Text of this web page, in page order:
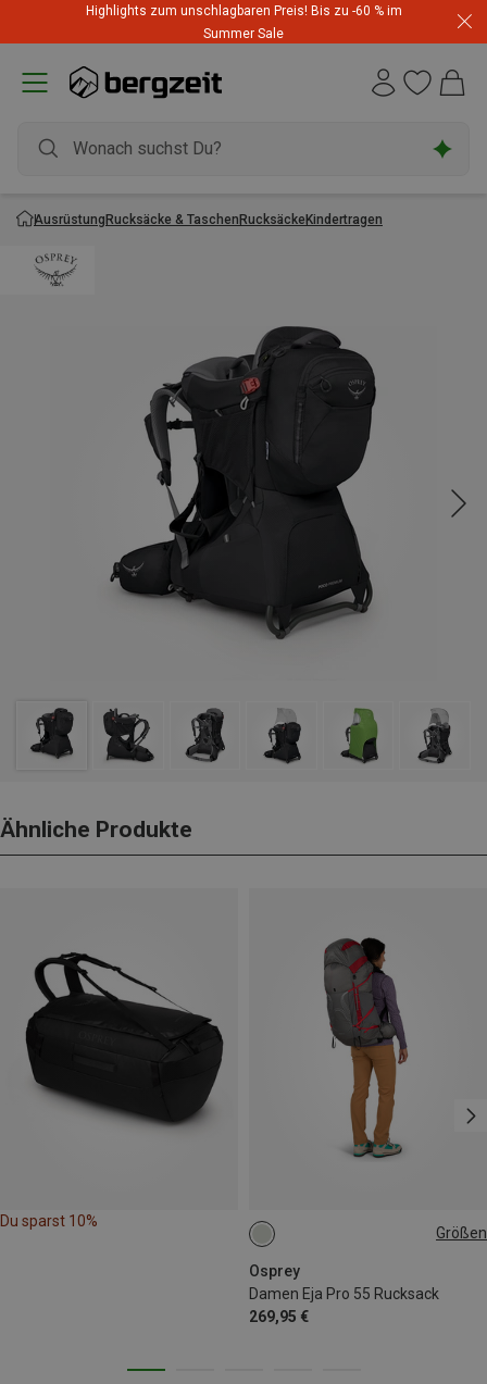
Highlights zum unschlagbaren Preis! Bis zu -60 % im
Summer Sale
AusrüstungRucksäcke & TaschenRucksäckeKindertragen
Ähnliche Produkte
Du sparst 10%
Größen
Osprey
Damen Eja Pro 55 Rucksack
269,95 €
55L | M-L